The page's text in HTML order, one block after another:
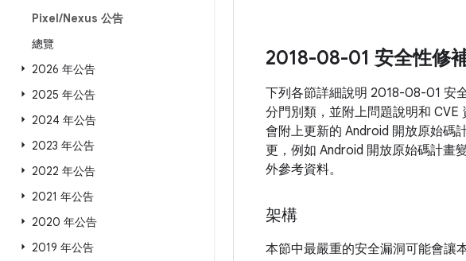
Pixel/Nexus 公告
總覽
2026 年公告
2025 年公告
2024 年公告
2023 年公告
2022 年公告
2021 年公告
2020 年公告
2019 年公告
2018-08-01 安全性修
下列各節詳細說明 2018-08-01 安
分門別類，並附上問題說明和 CVE
會附上更新的 Android 開放原始碼
更，例如 Android 開放原始碼計畫
外參考資料。
架構
本節中最嚴重的安全漏洞可能會讓